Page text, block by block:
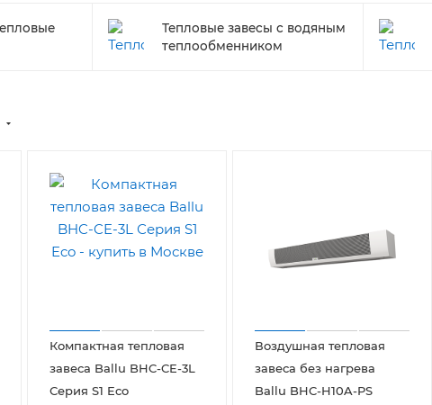
Тепловые завесы с водяным
теплообменником
Компактная тепловая
завеса Ballu BHC-CE-3L
Серия S1 Eco
Воздушная тепловая
завеса без нагрева
Ballu BHC-H10A-PS